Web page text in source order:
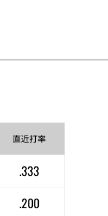
直近打率
.333
.200